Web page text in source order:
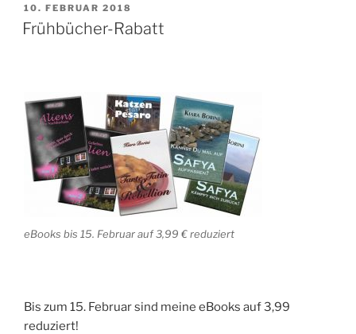
VERÖFFENTLICHT
AM
10. FEBRUAR 2018
Frühbücher-Rabatt
eBooks bis 15. Februar auf 3,99 € reduziert
Bis zum 15. Februar sind meine eBooks auf 3,99
reduziert!